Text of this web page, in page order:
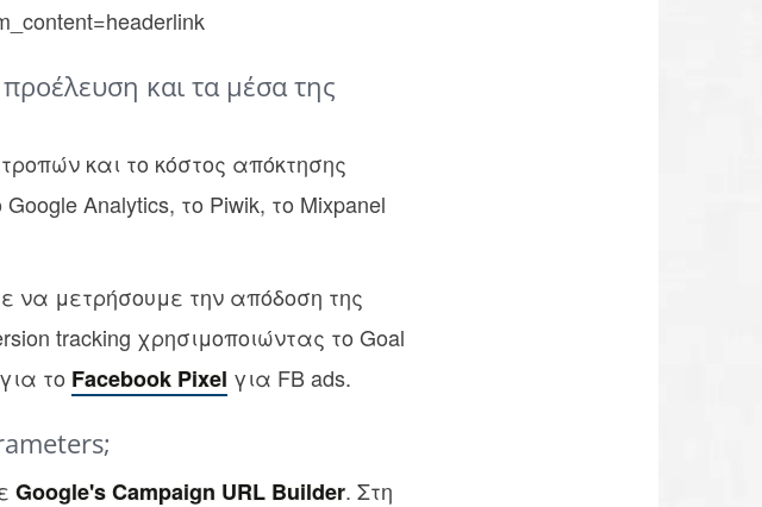
και τα μέσα της
και το κόστος απόκτησης
Analytics, το Piwik, το Mixpanel
να μετρήσουμε την απόδοση της
tracking χρησιμοποιώντας το Goal
το Facebook Pixel για FB ads.
Google's Campaign URL Builder. Στη